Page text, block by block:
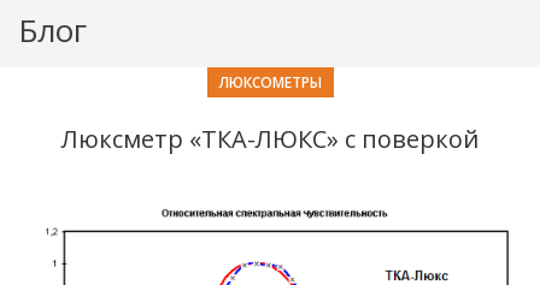
Блог
ЛЮКСОМЕТРЫ
Люксметр «ТКА-ЛЮКС» с поверкой